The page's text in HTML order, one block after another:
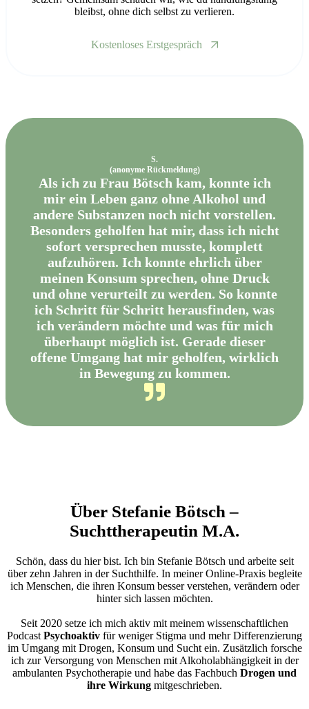
bleibst, ohne dich selbst zu verlieren.
Kostenloses Erstgespräch
S.
(anonyme Rückmeldung)
Als ich zu Frau Bötsch kam, konnte ich
mir ein Leben ganz ohne Alkohol und
andere Substanzen noch nicht vorstellen.
Besonders geholfen hat mir, dass ich nicht
sofort versprechen musste, komplett
aufzuhören. Ich konnte ehrlich über
meinen Konsum sprechen, ohne Druck
und ohne verurteilt zu werden. So konnte
ich Schritt für Schritt herausfinden, was
ich verändern möchte und was für mich
überhaupt möglich ist. Gerade dieser
offene Umgang hat mir geholfen, wirklich
in Bewegung zu kommen.
Über Stefanie Bötsch –
Suchttherapeutin M.A.
Schön, dass du hier bist. Ich bin Stefanie Bötsch und arbeite seit
über zehn Jahren in der Suchthilfe. In meiner Online-Praxis begleite
ich Menschen, die ihren Konsum besser verstehen, verändern oder
hinter sich lassen möchten.
Seit 2020 setze ich mich aktiv mit meinem wissenschaftlichen
Podcast Psychoaktiv für weniger Stigma und mehr Differenzierung
im Umgang mit Drogen, Konsum und Sucht ein. Zusätzlich forsche
ich zur Versorgung von Menschen mit Alkoholabhängigkeit in der
ambulanten Psychotherapie und habe das Fachbuch Drogen und
ihre Wirkung mitgeschrieben.